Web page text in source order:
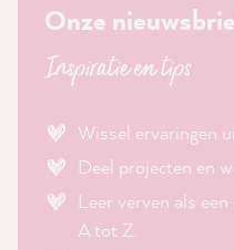
Onze
Inspiratie en tips
Wissel ervaringen
Deel projecten en
Leer verven als
A tot Z.